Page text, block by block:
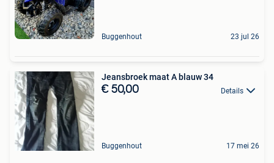
Buggenhout 23 jul 26
Jeansbroek maat A blauw 34
€ 50,00 Details
Buggenhout 17 mei 26